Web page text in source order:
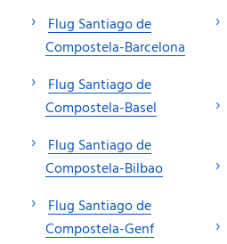
Flug Santiago de
Compostela-Barcelona
Flug Santiago de
Compostela-Basel
Flug Santiago de
Compostela-Bilbao
Flug Santiago de
Compostela-Genf